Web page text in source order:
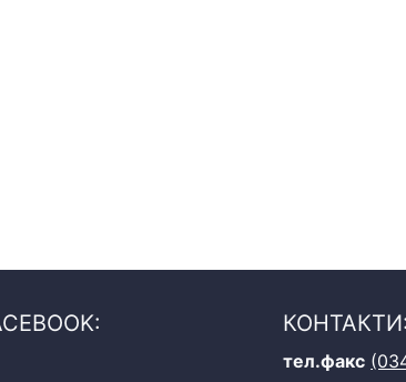
КОНТАКТИ:
тел.факс